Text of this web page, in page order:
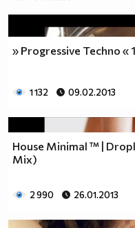
» Progressive Techno
1 132 09.02.2013
House Minimal ™ |
Mix)
2 990 26.01.2013